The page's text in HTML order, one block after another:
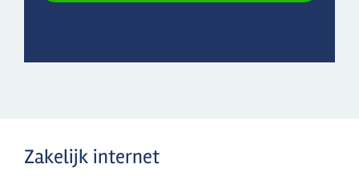
Zakelijk internet